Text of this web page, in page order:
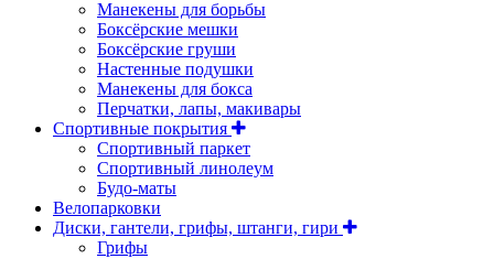
Манекены для борьбы
Боксёрские мешки
Боксёрские груши
Настенные подушки
Манекены для бокса
Перчатки, лапы, макивары
Спортивные покрытия
Спортивный паркет
Спортивный линолеум
Будо-маты
Велопарковки
Диски, гантели, грифы, штанги, гири
Грифы